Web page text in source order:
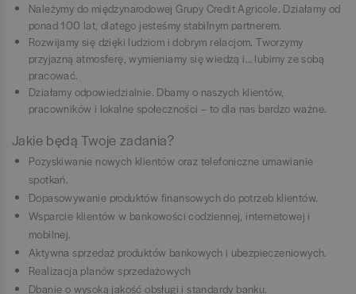
Należymy do międzynarodowej Grupy Credit Agricole. Działamy od
ponad 100 lat, dlatego jesteśmy stabilnym partnerem.
Rozwijamy się dzięki ludziom i dobrym relacjom. Tworzymy
przyjazną atmosferę, wymieniamy się wiedzą i… lubimy ze sobą
pracować.
Działamy odpowiedzialnie. Dbamy o naszych klientów,
pracowników i lokalne społeczności – to dla nas bardzo ważne.
Jakie będą Twoje zadania?
Pozyskiwanie nowych klientów oraz telefoniczne umawianie
spotkań.
Dopasowywanie produktów finansowych do potrzeb klientów.
Wsparcie klientów w bankowości codziennej, internetowej i
mobilnej.
Aktywna sprzedaż produktów bankowych i ubezpieczeniowych.
Realizacja planów sprzedażowych
Dbanie o wysoką jakość obsługi i standardy banku.